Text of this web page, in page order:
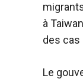
à
des cas
Le